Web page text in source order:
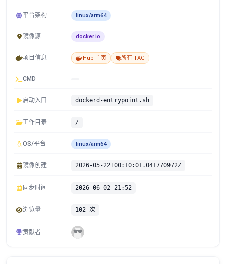
平台架构 linux/arm64
镜像源 docker.io
项目信息 Hub 主页 所有 TAG
CMD
启动入口 dockerd-entrypoint.sh
工作目录 /
OS/平台 linux/arm64
镜像创建 2026-05-22T00:10:01.041770972Z
同步时间 2026-06-02 21:52
浏览量 102 次
贡献者